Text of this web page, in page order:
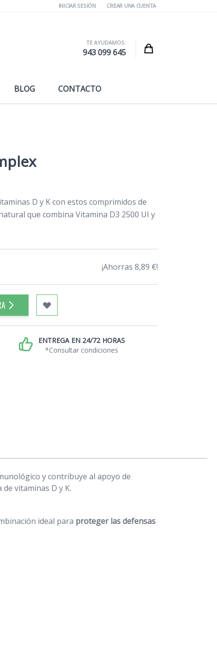
INICIAR SESIÓN CREAR UNA CUENTA
TE AYUDAMOS:
943 099 645 Cart
BLOG CONTACTO
D y K con estos comprimidos de
que combina Vitamina D3 2500 UI y
¡Ahorras 8,89 €!
ENTREGA EN 24/72 HORAS
*Consultar condiciones
y contribuye al apoyo de
vitaminas D y K.
ideal para proteger las defensas